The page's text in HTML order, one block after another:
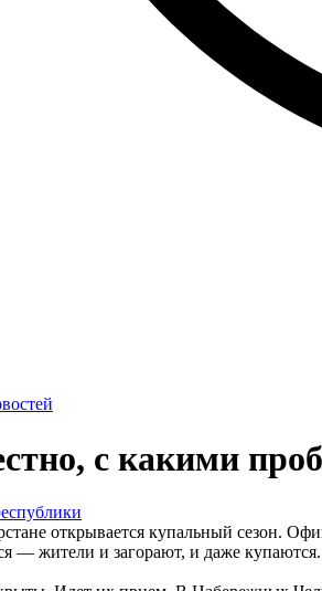
с какими
открывается купальный сезон.
— жители и загорают, и даже купаются.